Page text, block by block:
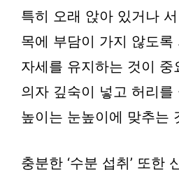
특히 오래 앉아 있거나
목에 부담이 가지 않도록
자세를 유지하는 것이 중
의자 깊숙이 넣고 허리를
높이는 눈높이에 맞추는
충분한 ‘수분 섭취’ 또한